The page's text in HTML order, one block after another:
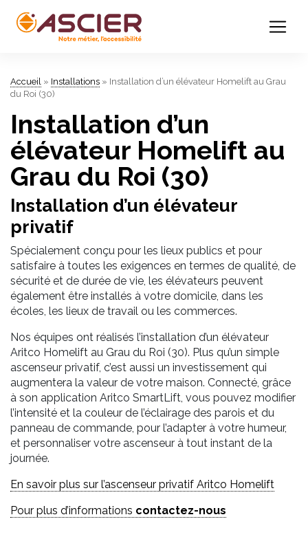
Accueil » Installations » Installation d’un élévateur Homelift au Grau
du Roi (30)
Installation d’un
élévateur Homelift au
Grau du Roi (30)
Installation d’un élévateur
privatif
Spécialement conçu pour les lieux publics et pour
satisfaire à toutes les exigences en termes de qualité, de
sécurité et de durée de vie, les élévateurs peuvent
également être installés à votre domicile, dans les
écoles, les lieux de travail ou les commerces.
Nos équipes ont réalisés l’installation d’un élévateur
Aritco Homelift au Grau du Roi (30). Plus qu’un simple
ascenseur privatif, c’est aussi un investissement qui
augmentera la valeur de votre maison. Connecté, grâce
à son application Aritco SmartLift, vous pouvez modifier
l’intensité et la couleur de l’éclairage des parois et du
panneau de commande, pour l’adapter à votre humeur,
et personnaliser votre ascenseur à tout instant de la
journée.
En savoir plus sur l’ascenseur privatif Aritco Homelift
Pour plus d’informations contactez-nous